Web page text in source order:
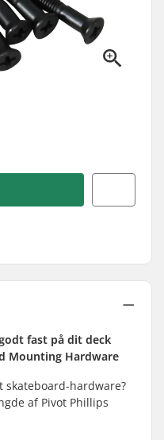
fast på dit deck
Mounting Hardware
hardware?
af Pivot Phillips